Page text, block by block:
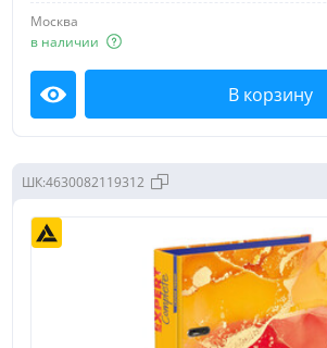
Москва
в наличии
Посмотреть В корзину
ШК:4630082119312